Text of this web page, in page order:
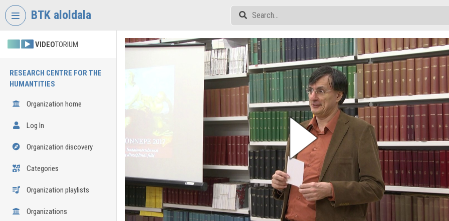
Skip header
BTK aloldala
VIDEOTORIUM
RESEARCH CENTRE FOR THE
HUMANTITIES
Organization home
Log In
Organization discovery
Categories
Organization playlists
Organizations